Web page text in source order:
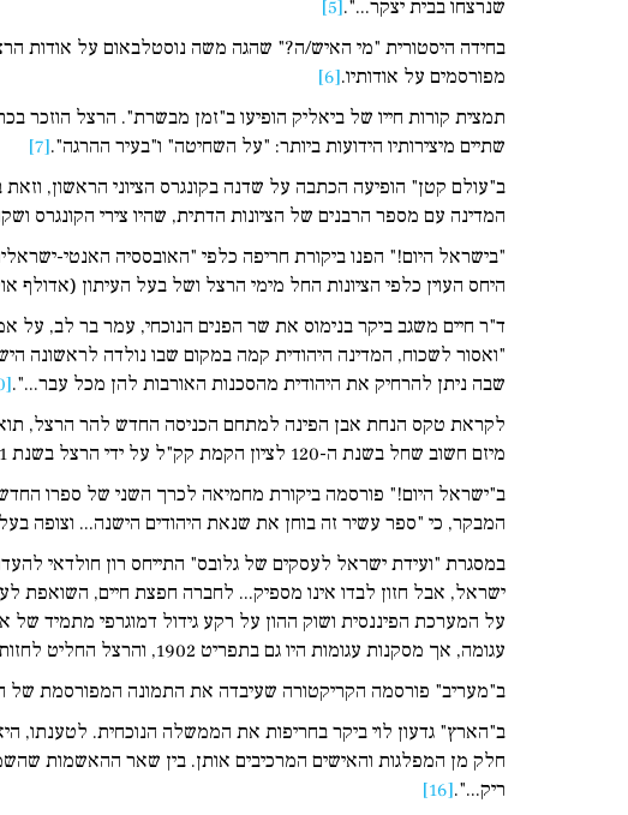
שנרצחו בבית יצקר...".[5]
בחידה היסטורית "מי האיש/ה?" שהגה משה נוסטלבאום על אודות
מפורסמים על אודותיו.[6]
שתיים מיצירותיו הידועות ביותר: "על השחיטה" ו"בעיר ההרגה".[7]
ב"עולם קטן" הופיעה הכתבה על שדנה בקונגרס הציוני הראשון,
המדינה עם מספר הרבנים של הציונות הדתית, שהיו צירי הקונגרס
"בישראל היום!" הפנו ביקורת חריפה כלפי "האובססיה האנטי-
היחס העוין כלפי הציונות החל מימי הרצל ושל בעל העיתון (אדולף
ד"ר חיים משגב ביקר בנימוס את שר הפנים הנוכחי, עמר בר לב, על
"ואסור לשכוח, המדינה היהודית קמה במקום שבו נולדה לראשונה
שבה ניתן להרחיק את היהודית מהסכנות האורבות להן מכל עבר...".[10]
לקראת טקס הנחת אבן הפינה למתחם הכניסה החדש להר הרצל,
מיזם חשוב שחל בשנת ה-120 לציון הקמת קק"ל על ידי הרצל בשנת 1901. מתחם הכניסה החדש יותאם למציאות הסביבתית הנוכחית, ויוסיף כבוד לפנתיאון הלאומי...".
ב"ישראל היום!" פורסמה ביקורת מחמיאה לכרך השני של ספרו החדש
המבקר, כי "ספר עשיר זה בוחן את שנאת היהודים הישנה... וצופה
במסגרת "ועידת ישראל לעסקים של גלובס" התייחס רון חולדאי
ישראל, אבל חזון לבדו אינו מספיק... לחברה חפצת חיים, השואפת
על המערכת הפיננסית ושוק ההון על רקע גידול דמוגרפי מתמיד של
עגומה, אך מסקנות עגומות היו גם בתפריט 1902, והרצל החליט לחזות אחרת...".
ב"מעריב" פורסמה הקריקטורה שעיבדה את התמונה המפורסמת של
ב"הארץ" גדעון לוי ביקר בחריפות את הממשלה הנוכחית. לטענתו,
חלק מן המפלגות והאישים המרכיבים אותן. בין שאר ההאשמות
ריק...".[16]